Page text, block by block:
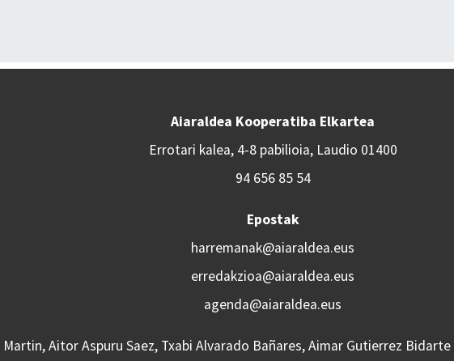
Aiaraldea Kooperatiba Elkartea
Errotari kalea, 4-8 pabilioia, Laudio 01400
94 656 85 54
Epostak
harremanak@aiaraldea.eus
erredakzioa@aiaraldea.eus
agenda@aiaraldea.eus
Aitor Aspuru Saez, Txabi Alvarado Bañares, Aimar Gutierrez